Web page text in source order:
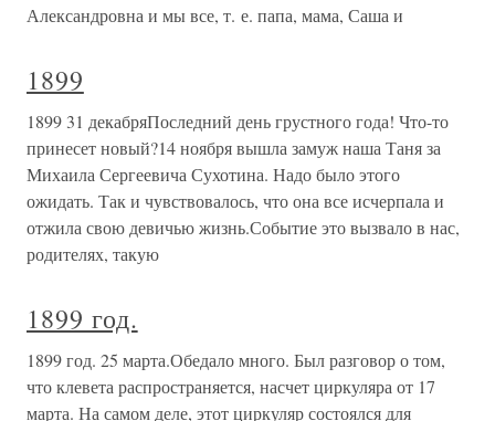
Александровна и мы все, т. е. папа, мама, Саша и
1899
1899 31 декабряПоследний день грустного года! Что-то
принесет новый?14 ноября вышла замуж наша Таня за
Михаила Сергеевича Сухотина. Надо было этого
ожидать. Так и чувствовалось, что она все исчерпала и
отжила свою девичью жизнь.Событие это вызвало в нас,
родителях, такую
1899 год.
1899 год. 25 марта.Обедало много. Был разговор о том,
что клевета распространяется, насчет циркуляра от 17
марта. На самом деле, этот циркуляр состоялся для